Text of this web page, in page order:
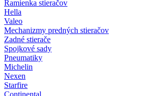
Ramienka stieračov
Hella
Valeo
Mechanizmy predných stieračov
Zadné stierače
Spojkové sady
Pneumatiky
Michelin
Nexen
Starfire
Continental